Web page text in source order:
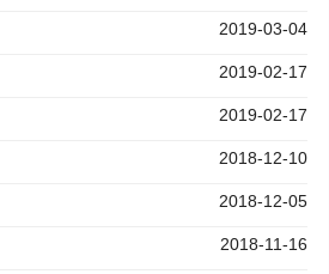
2019-03-04
2019-02-17
2019-02-17
2018-12-10
2018-12-05
2018-11-16